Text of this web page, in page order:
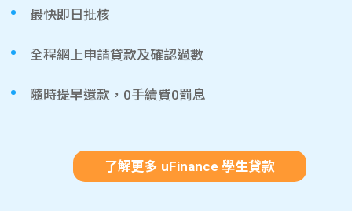
最快即日批核
全程網上申請貸款及確認過數
隨時提早還款，0手續費0罰息
了解更多 uFinance 學生貸款